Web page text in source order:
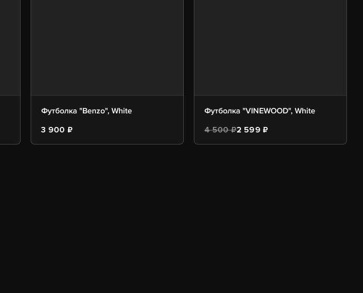
Футболка "Benzo", White
3 900 ₽
Футболка "VINEWOOD", White
4 500 ₽2 599 ₽